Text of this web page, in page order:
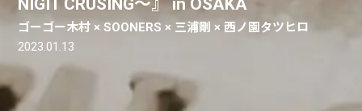
NIGIT CRUSING～』 in OSAKA
ゴーゴー木村 × SOONERS × 三浦剛 × 西ノ園タツヒロ
2023.01.13